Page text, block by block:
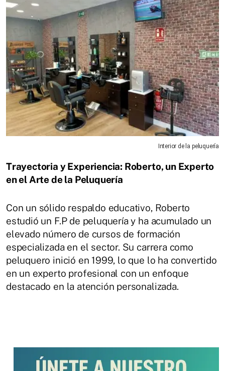
Interior de la peluquería
Trayectoria y Experiencia: Roberto, un Experto
en el Arte de la Peluquería
Con un sólido respaldo educativo, Roberto
estudió un F.P de peluquería y ha acumulado un
elevado número de cursos de formación
especializada en el sector. Su carrera como
peluquero inició en 1999, lo que lo ha convertido
en un experto profesional con un enfoque
destacado en la atención personalizada.